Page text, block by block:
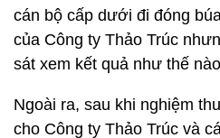
cán bộ cấp dưới đi đóng
của Công ty Thảo Trúc
sát xem kết quả như thế
Ngoài ra, sau khi nghiệm
cho Công ty Thảo Trúc và